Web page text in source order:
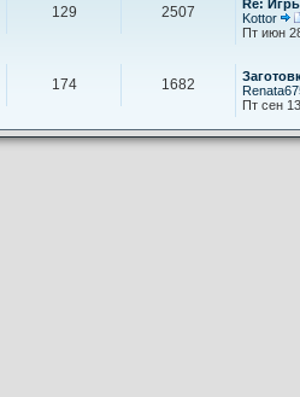
129 2507
Re:
Kottor
Пт июн
174 1682
Пт сен